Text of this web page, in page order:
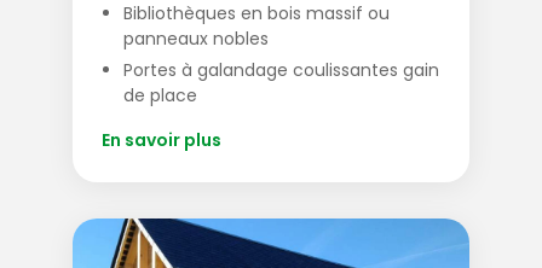
Bibliothèques en bois massif ou
panneaux nobles
Portes à galandage coulissantes gain
de place
En savoir plus